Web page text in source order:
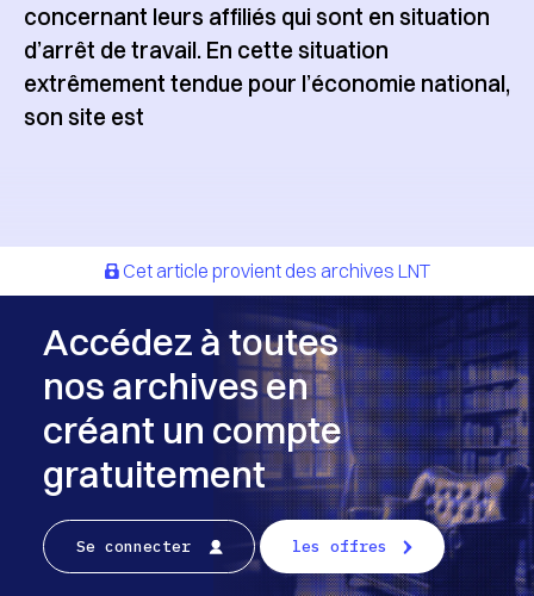
concernant leurs affiliés qui sont en situation
d’arrêt de travail. En cette situation
extrêmement tendue pour l’économie national,
son site est
Cet article provient des archives LNT
Accédez à toutes
nos archives en
créant un compte
gratuitement
Se connecter les offres